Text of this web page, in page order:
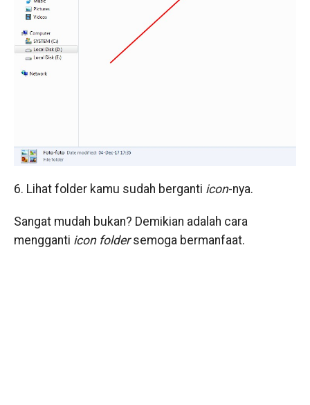
6. Lihat folder kamu sudah berganti icon-nya.
Sangat mudah bukan? Demikian adalah cara
mengganti icon foldersemoga bermanfaat.